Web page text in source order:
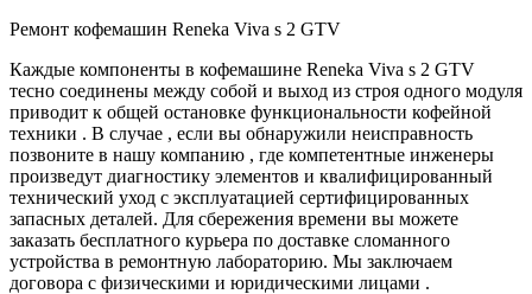
Ремонт кофемашин Reneka Viva s 2 GTV
Каждые компоненты в кофемашине Reneka Viva s 2 GTV
тесно соединены между собой и выход из строя одного модуля
приводит к общей остановке функциональности кофейной
техники . В случае , если вы обнаружили неисправность
позвоните в нашу компанию , где компетентные инженеры
произведут диагностику элементов и квалифицированный
технический уход с эксплуатацией сертифицированных
запасных деталей. Для сбережения времени вы можете
заказать бесплатного курьера по доставке сломанного
устройства в ремонтную лабораторию. Мы заключаем
договора с физическими и юридическими лицами .